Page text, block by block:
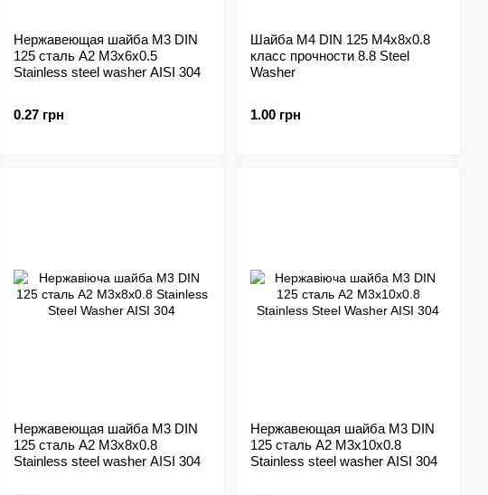
Нержавеющая шайба M3 DIN
125 сталь A2 M3x6x0.5
Stainless steel washer AISI 304
0.27 грн
Шайба M4 DIN 125 M4x8x0.8
класс прочности 8.8 Steel
Washer
1.00 грн
Нержавеющая шайба M3 DIN
125 сталь A2 M3x8x0.8
Stainless steel washer AISI 304
Нержавеющая шайба M3 DIN
125 сталь A2 M3x10x0.8
Stainless steel washer AISI 304